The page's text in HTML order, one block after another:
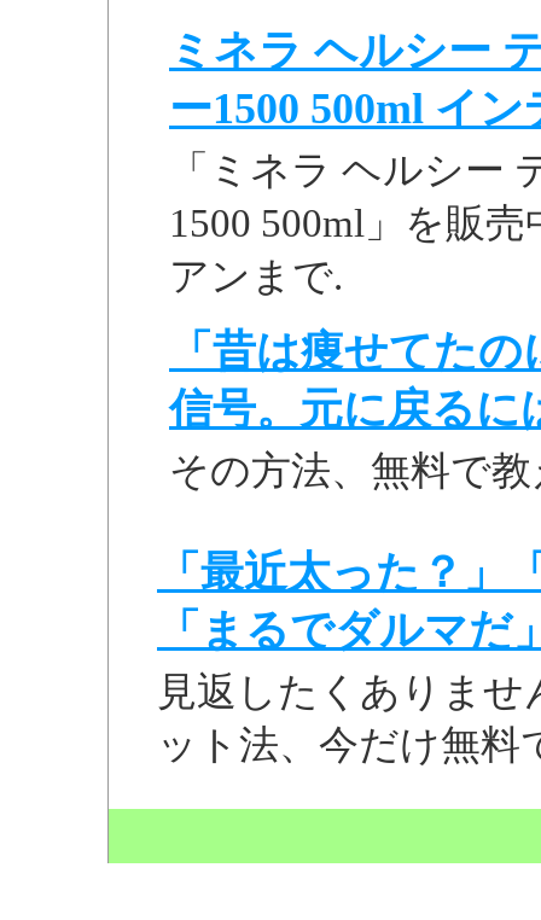
ミネラ ヘルシー
ー1500 500ml イ
「ミネラ ヘルシー
1500 500ml」を販
アンまで.
「昔は痩せてた
信号。元に戻るに
その方法、無料で
「最近太った？
「まるでダルマだ
見返したくありま
ット法、今だけ無料